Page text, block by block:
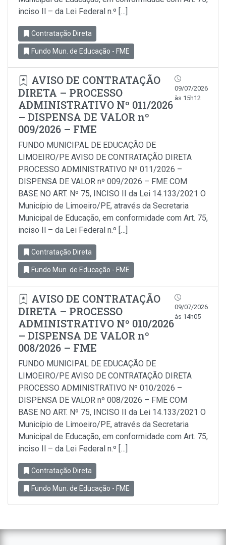
inciso Il – da Lei Federal n.º […]
Contratação Direta
Fundo Mun. de Educação - FME
AVISO DE CONTRATAÇÃO
DIRETA – PROCESSO
ADMINISTRATIVO Nº 011/2026
– DISPENSA DE VALOR nº
009/2026 – FME
09/07/2026
às 15h12
FUNDO MUNICIPAL DE EDUCAÇÃO DE
LIMOEIRO/PE AVISO DE CONTRATAÇÃO DIRETA
PROCESSO ADMINISTRATIVO Nº 011/2026 –
DISPENSA DE VALOR nº 009/2026 – FME COM
BASE NO ART. Nº 75, INCISO II da Lei 14.133/2021 O
Município de Limoeiro/PE, através da Secretaria
Municipal de Educação, em conformidade com Art. 75,
inciso Il – da Lei Federal n.º […]
Contratação Direta
Fundo Mun. de Educação - FME
AVISO DE CONTRATAÇÃO
DIRETA – PROCESSO
ADMINISTRATIVO Nº 010/2026
– DISPENSA DE VALOR nº
008/2026 – FME
09/07/2026
às 14h05
FUNDO MUNICIPAL DE EDUCAÇÃO DE
LIMOEIRO/PE AVISO DE CONTRATAÇÃO DIRETA
PROCESSO ADMINISTRATIVO Nº 010/2026 –
DISPENSA DE VALOR nº 008/2026 – FME COM
BASE NO ART. Nº 75, INCISO II da Lei 14.133/2021 O
Município de Limoeiro/PE, através da Secretaria
Municipal de Educação, em conformidade com Art. 75,
inciso Il – da Lei Federal n.º […]
Contratação Direta
Fundo Mun. de Educação - FME